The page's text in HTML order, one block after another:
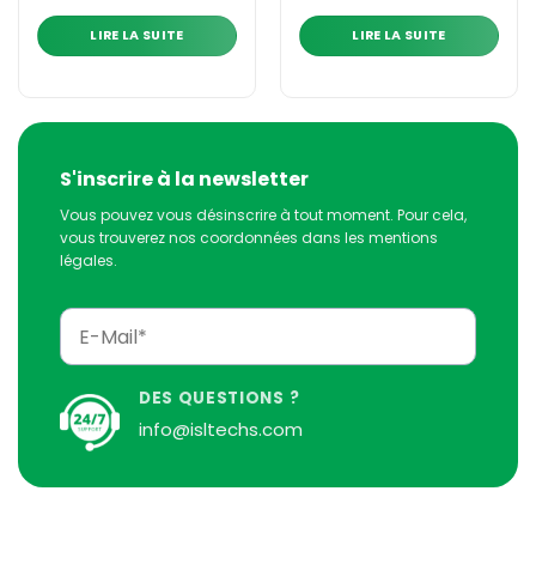
LIRE LA SUITE LIRE LA SUITE
S'inscrire à la newsletter
Vous pouvez vous désinscrire à tout moment. Pour cela,
vous trouverez nos coordonnées dans les mentions
légales.
DES QUESTIONS ?
info@isltechs.com